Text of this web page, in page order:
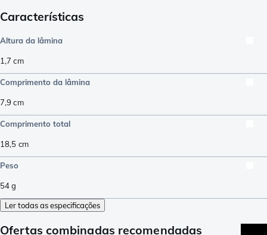
Características
Altura da lâmina
1,7 cm
Comprimento da lâmina
7,9 cm
Comprimento total
18,5 cm
Peso
54g
Ler todas as especificações
Ofertas combinadas recomendadas